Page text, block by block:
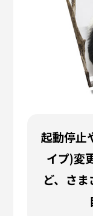
起動停止
イプ)変
ど、 さ